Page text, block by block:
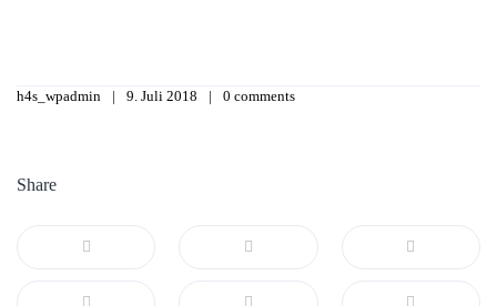
h4s_wpadmin 9. Juli 2018 0 comments
Share